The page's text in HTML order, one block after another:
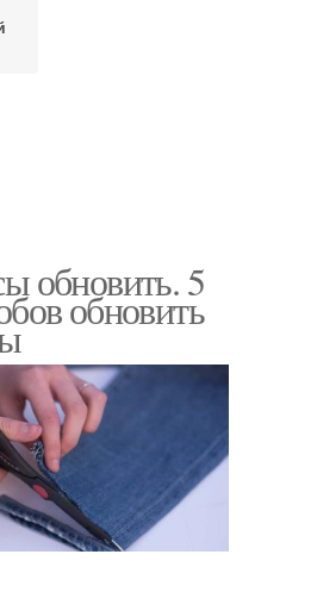
обновить. 5
обновить